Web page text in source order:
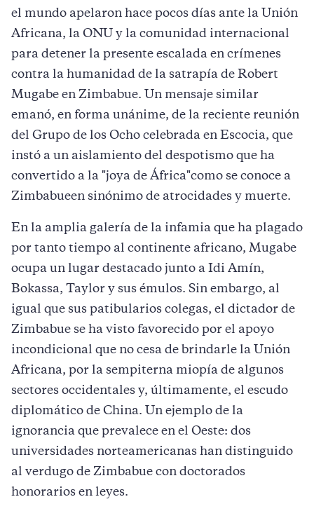
el mundo apelaron hace pocos días ante la Unión
Africana, la ONU y la comunidad internacional
para detener la presente escalada en crímenes
contra la humanidad de la satrapía de Robert
Mugabe en Zimbabue. Un mensaje similar
emanó, en forma unánime, de la reciente reunión
del Grupo de los Ocho celebrada en Escocia, que
instó a un aislamiento del despotismo que ha
convertido a la "joya de África"como se conoce a
Zimbabueen sinónimo de atrocidades y muerte.
En la amplia galería de la infamia que ha plagado
por tanto tiempo al continente africano, Mugabe
ocupa un lugar destacado junto a Idi Amín,
Bokassa, Taylor y sus émulos. Sin embargo, al
igual que sus patibularios colegas, el dictador de
Zimbabue se ha visto favorecido por el apoyo
incondicional que no cesa de brindarle la Unión
Africana, por la sempiterna miopía de algunos
sectores occidentales y, últimamente, el escudo
diplomático de China. Un ejemplo de la
ignorancia que prevalece en el Oeste: dos
universidades norteamericanas han distinguido
al verdugo de Zimbabue con doctorados
honorarios en leyes.